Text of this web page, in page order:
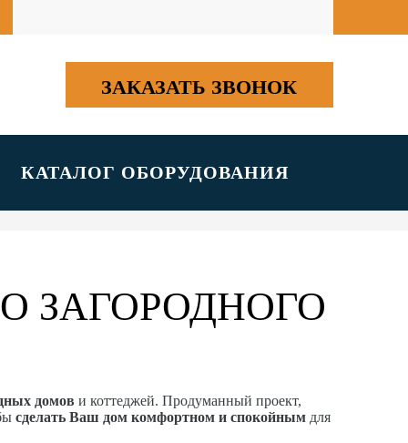
ЗАКАЗАТЬ ЗВОНОК
КАТАЛОГ ОБОРУДОВАНИЯ
ЗАГОРОДНОГО
домов и коттеджей. Продуманный проект,
сделать Ваш дом комфортном и спокойным для